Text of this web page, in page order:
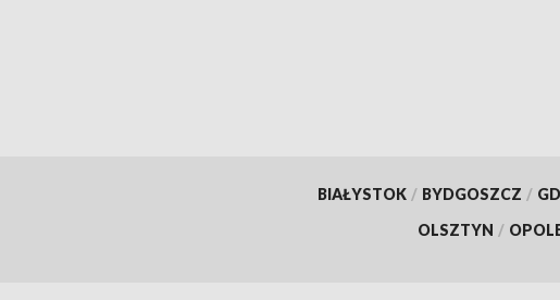
BIAŁYSTOK / BYDGOSZCZ /
OLSZTYN /